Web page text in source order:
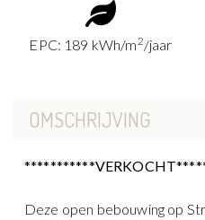
EPC: 189 kWh/m 2/jaar
OMSCHRIJVING
Deze open bebouwing op